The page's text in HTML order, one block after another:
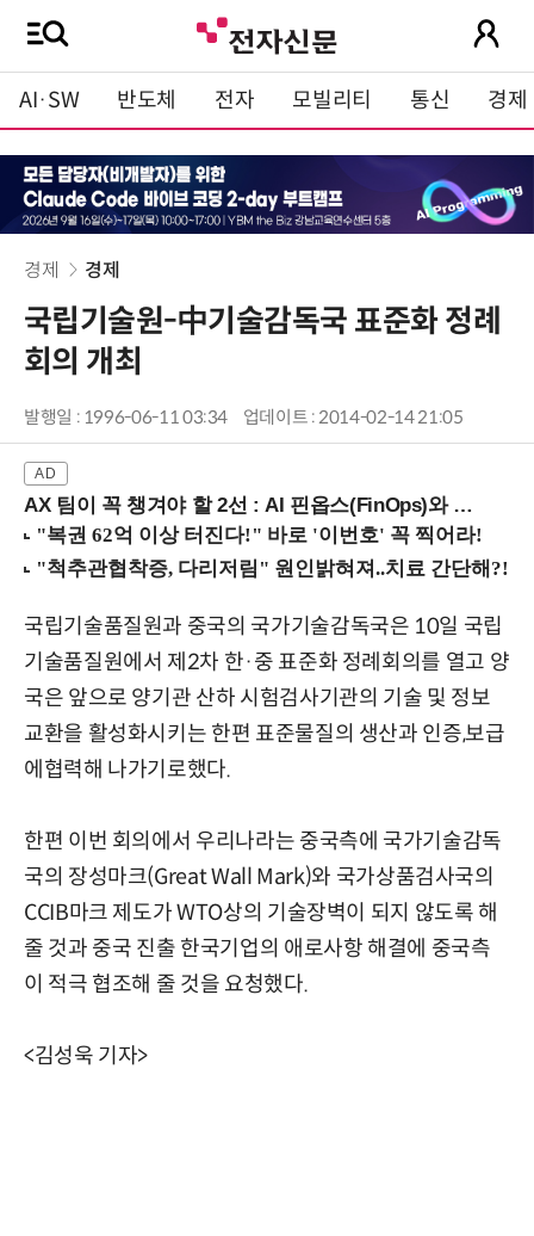
AI·SW 반도체 전자 모빌리티 통신 경제
경제 경제
국립기술원-中기술감독국 표준화 정례
회의 개최
발행일 : 1996-06-11 03:34 업데이트 : 2014-02-14 21:05
AX 팀이 꼭 챙겨야 할 2선 : AI 핀옵스(FinOps)와 토큰 거버넌스 (8/21 잠실역)
국립기술품질원과 중국의 국가기술감독국은 10일 국립
기술품질원에서 제2차 한·중 표준화 정례회의를 열고 양
국은 앞으로 양기관 산하 시험검사기관의 기술 및 정보
교환을 활성화시키는 한편 표준물질의 생산과 인증,보급
에협력해 나가기로했다.
한편 이번 회의에서 우리나라는 중국측에 국가기술감독
국의 장성마크(Great Wall Mark)와 국가상품검사국의
CCIB마크 제도가 WTO상의 기술장벽이 되지 않도록 해
줄 것과 중국 진출 한국기업의 애로사항 해결에 중국측
이 적극 협조해 줄 것을 요청했다.
<김성욱 기자>